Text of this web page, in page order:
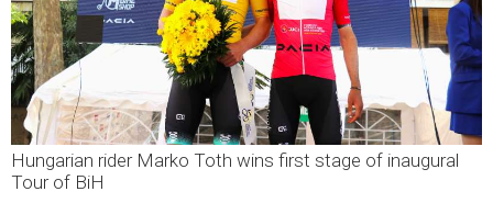
Hungarian rider Marko Toth wins first stage of inaugural
Tour of BiH